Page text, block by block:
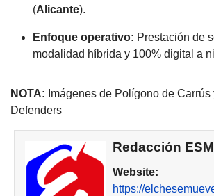
(Alicante).
Enfoque operativo: Prestación de
modalidad híbrida y 100% digital a
NOTA: Imágenes de Polígono de
Defenders
Redacción ESM
Website:
https://